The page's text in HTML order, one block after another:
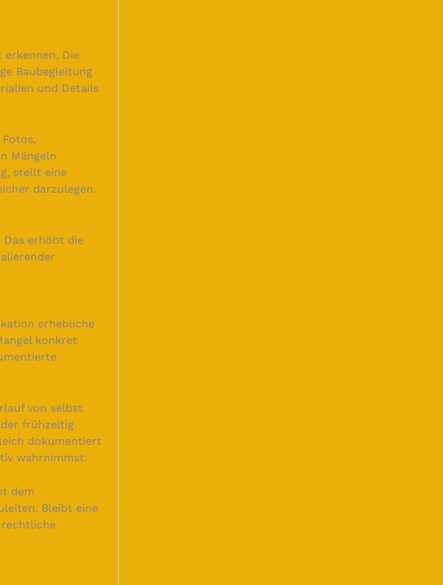
erkennen. Die
Baubegleitung
und Details
Mängeln
stellt eine
darzulegen.
Das erhöht die
erhebliche
konkret
von selbst
frühzeitig
dokumentiert
wahrnimmst.
dem
Bleibt eine
rechtliche